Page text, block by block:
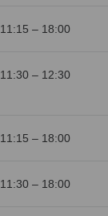
11:15 – 18:00
11:30 – 12:30
11:15 – 18:00
11:30 – 18:00